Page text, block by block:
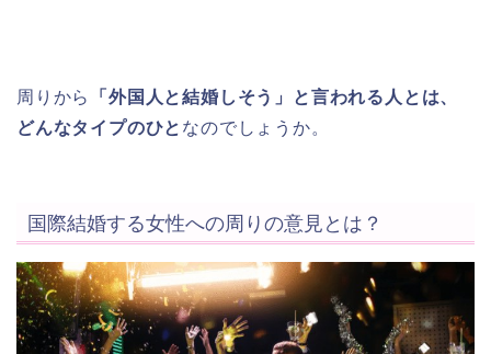
周りから
「外国人と結婚しそう」と言われる人とは、
どんなタイプのひと なのでしょうか。
国際結婚する女性への周りの意見とは？